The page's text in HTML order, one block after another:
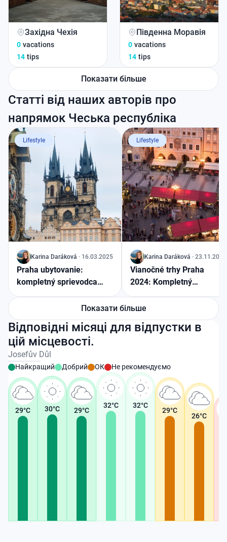
Західна Чехія
0 vacations
14 tips
Південна Моравія
0 vacations
14 tips
Показати більше
Статті від наших авторів про
напрямок Чеська республіка
J Karina Daráková · 16.03.2025
Praha ubytovanie:
kompletný sprievodca
ubytovaním v stovežatej
Lifestyle
J Karina Daráková · 23.11.2024
Vianočné trhy Praha
2024: Kompletný
sprievodca najkrajšími
trhmi v srdci Európy
Lifestyle
Показати більше
Відповідні місяці для відпустки в
цій місцевості.
Josefův Důl
Найкращий Добрий ОК Не рекомендуємо
29°C 30°C 29°C
32°C 32°C
29°C
26°C